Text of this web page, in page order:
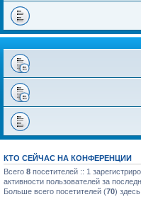
КТО СЕЙЧАС НА КОНФЕРЕНЦИИ
Всего 8 посетителей :: 1
активности пользователей за
Больше всего посетителей (70)